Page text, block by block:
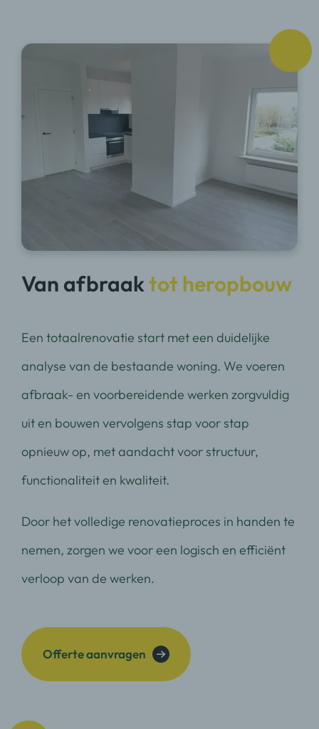
Van afbraaktot heropbouw
Een totaalrenovatie start met een duidelijke
analyse van de bestaande woning. We voeren
afbraak- en voorbereidende werken zorgvuldig
uit en bouwen vervolgens stap voor stap
opnieuw op, met aandacht voor structuur,
functionaliteit en kwaliteit.
Door het volledige renovatieproces in handen te
nemen, zorgen we voor een logisch en efficiënt
verloop van de werken.
Offerte aanvragen